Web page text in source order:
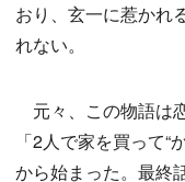
おり、玄一に惹かれ
れない。
元々、この物語は
「2人で家を買って
から始まった。最終